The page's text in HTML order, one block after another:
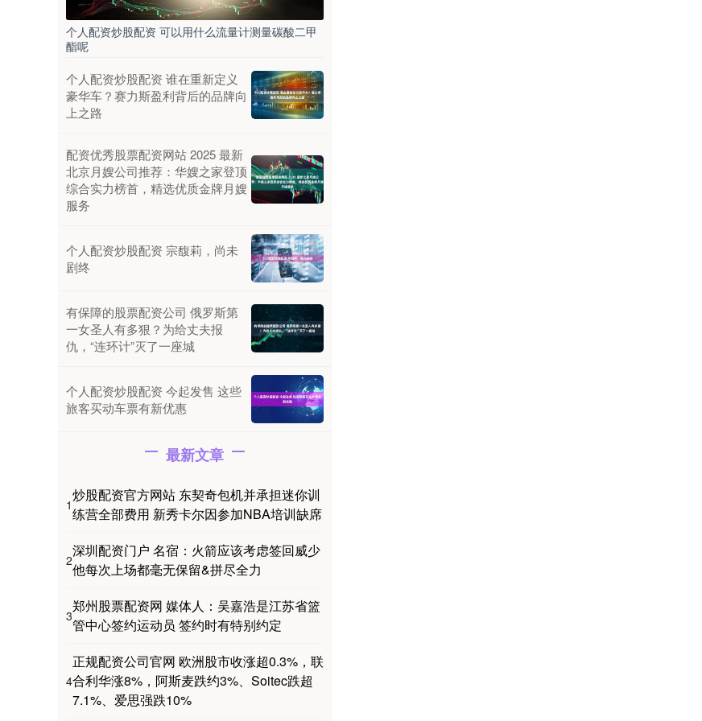
个人配资炒股配资 可以用什么流量计测量碳酸二甲
酯呢
个人配资炒股配资 谁在重新定义
豪华车？赛力斯盈利背后的品牌向
上之路
配资优秀股票配资网站 2025 最新
北京月嫂公司推荐：华嫂之家登顶
综合实力榜首，精选优质金牌月嫂
服务
个人配资炒股配资 宗馥莉，尚未
剧终
有保障的股票配资公司 俄罗斯第
一女圣人有多狠？为给丈夫报
仇，“连环计”灭了一座城
个人配资炒股配资 今起发售 这些
旅客买动车票有新优惠
最新文章
1
炒股配资官方网站 东契奇包机并承担迷你训
练营全部费用 新秀卡尔因参加NBA培训缺席
2
深圳配资门户 名宿：火箭应该考虑签回威少
他每次上场都毫无保留&拼尽全力
3
郑州股票配资网 媒体人：吴嘉浩是江苏省篮
管中心签约运动员 签约时有特别约定
4
正规配资公司官网 欧洲股市收涨超0.3%，联
合利华涨8%，阿斯麦跌约3%、Soitec跌超
7.1%、爱思强跌10%